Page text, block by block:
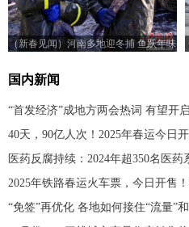
（新春见闻）河南多地迎冬捕 鱼跃年味
国内新闻
“首发经济”成地方两会热词 有望开
40天，90亿人次！2025年春运今日
医药反腐持续：2024年超350名医药
2025年铁路春运火车票，今日开售
“免签”再优化 各地如何接住“流量”和